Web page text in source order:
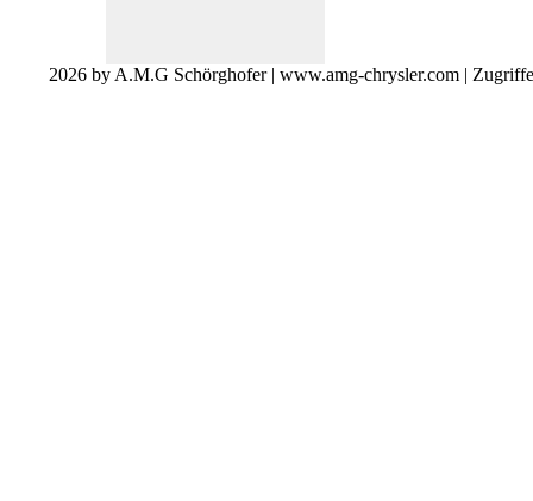
2026 by A.M.G Schörghofer | www.amg-chrysler.com |